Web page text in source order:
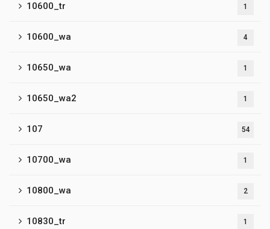
10600_tr 1
10600_wa 4
10650_wa 1
10650_wa2 1
107 54
10700_wa 1
10800_wa 2
10830_tr 1